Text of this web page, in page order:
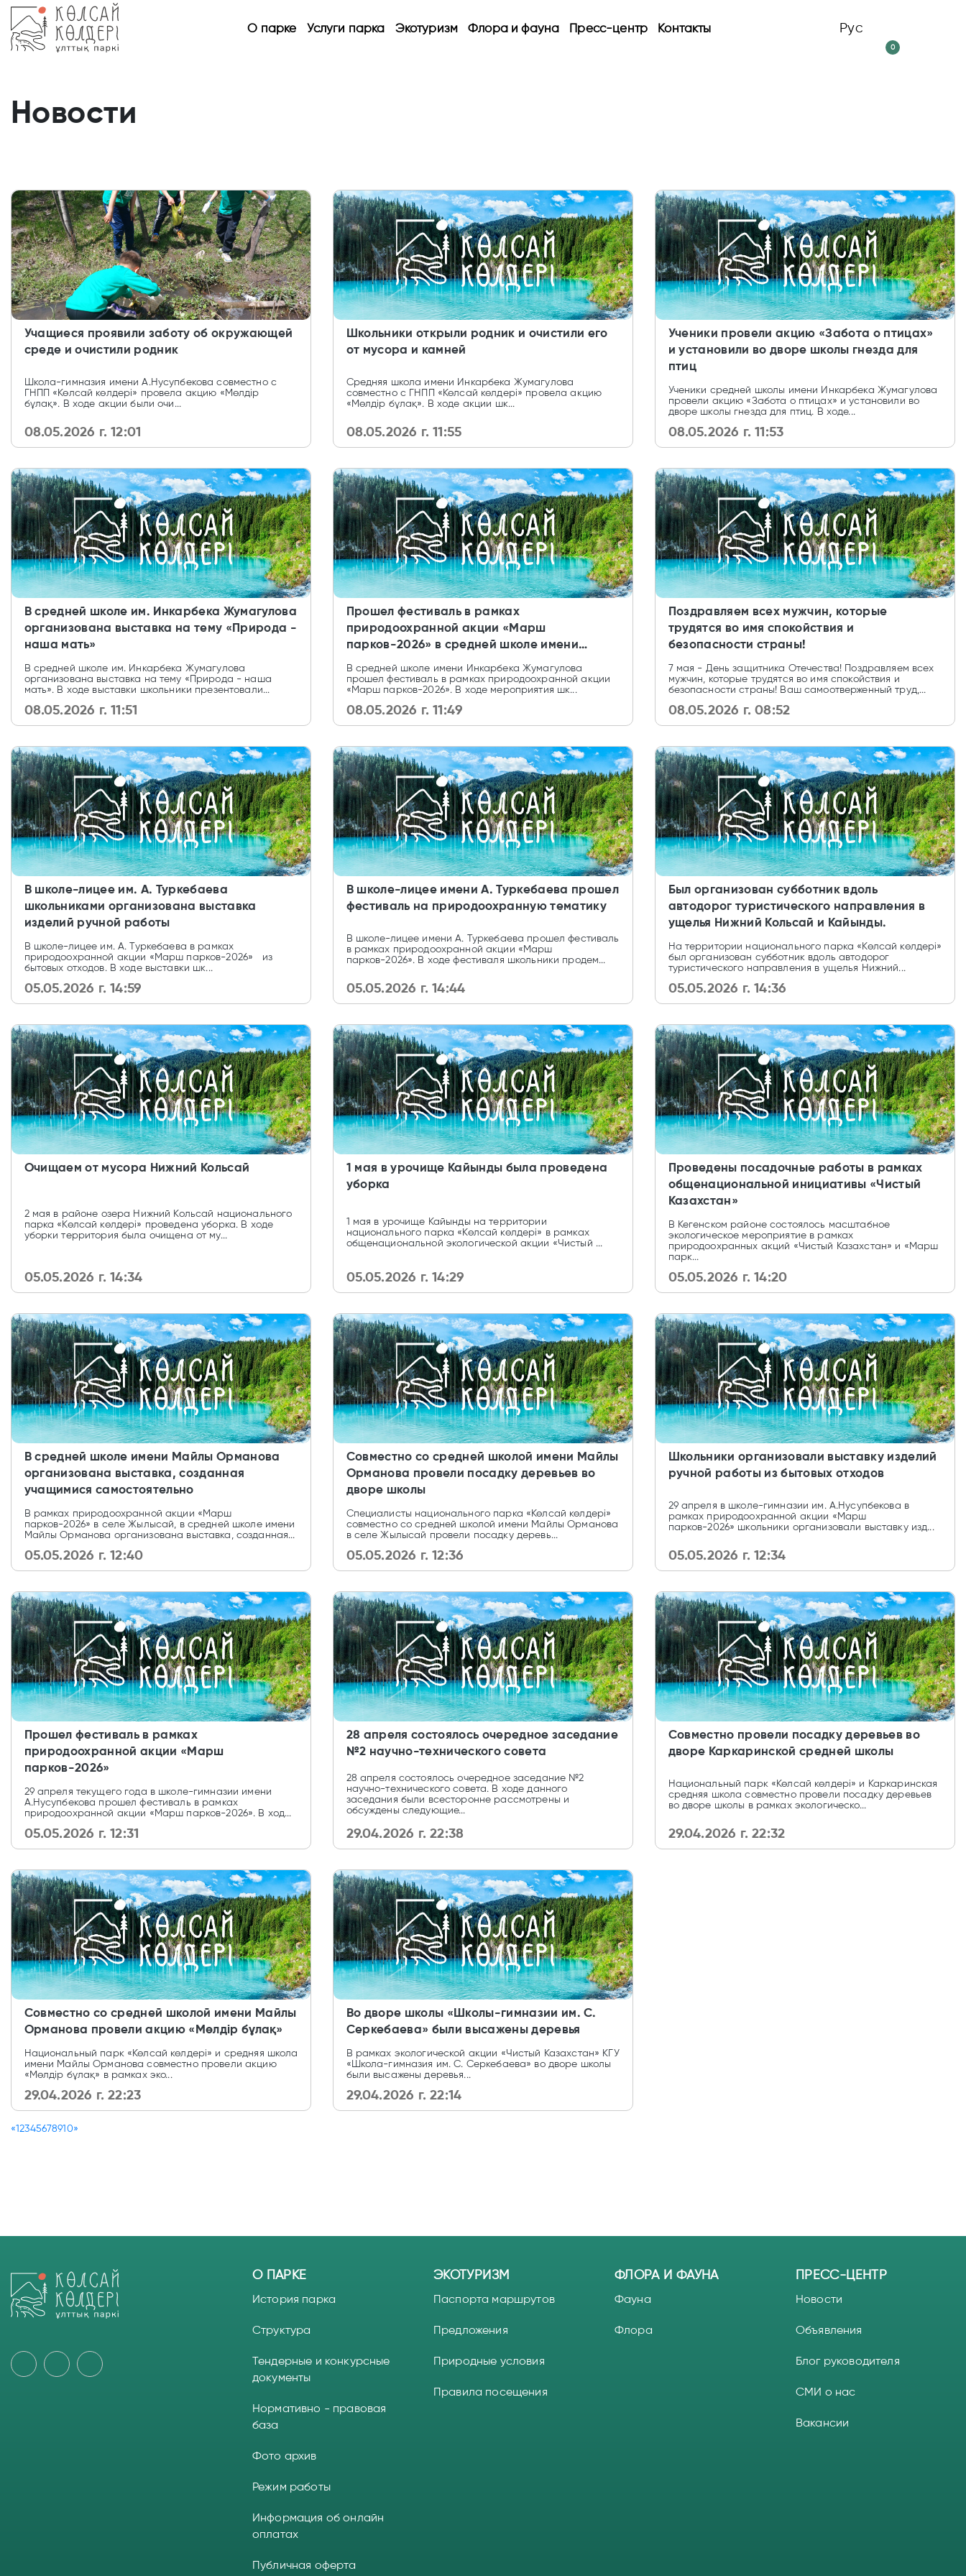
О парке Услуги парка Экотуризм Флора и фауна Пресс-центр Контакты Рус
0
Новости
Учащиеся проявили заботу об окружающей
среде и очистили родник
Школа-гимназия имени А.Нусупбекова совместно с
ГНПП «Көлсай көлдері» провела акцию «Мөлдір
бұлақ». В ходе акции были очи...
08.05.2026 г. 12:01
Школьники открыли родник и очистили его
от мусора и камней
Средняя школа имени Инкарбека Жумагулова
совместно с ГНПП «Көлсай көлдері» провела акцию
«Мөлдір бұлақ». В ходе акции шк...
08.05.2026 г. 11:55
Ученики провели акцию «Забота о птицах»
и установили во дворе школы гнезда для
птиц
Ученики средней школы имени Инкарбека Жумагулова
провели акцию «Забота о птицах» и установили во
дворе школы гнезда для птиц. В ходе...
08.05.2026 г. 11:53
В средней школе им. Инкарбека Жумагулова
организована выставка на тему «Природа -
наша мать»
В средней школе им. Инкарбека Жумагулова
организована выставка на тему «Природа - наша
мать». В ходе выставки школьники презентовали...
08.05.2026 г. 11:51
Прошел фестиваль в рамках
природоохранной акции «Марш
парков-2026» в средней школе имени
Инкарбека Жумагулова
В средней школе имени Инкарбека Жумагулова
прошел фестиваль в рамках природоохранной акции
«Марш парков-2026». В ходе мероприятия шк...
08.05.2026 г. 11:49
Поздравляем всех мужчин, которые
трудятся во имя спокойствия и
безопасности страны!
7 мая - День защитника Отечества! Поздравляем всех
мужчин, которые трудятся во имя спокойствия и
безопасности страны! Ваш самоотверженный труд,...
08.05.2026 г. 08:52
В школе-лицее им. А. Туркебаева
школьниками организована выставка
изделий ручной работы
В школе-лицее им. А. Туркебаева в рамках
природоохранной акции «Марш парков-2026» из
бытовых отходов. В ходе выставки шк...
05.05.2026 г. 14:59
В школе-лицее имени А. Туркебаева прошел
фестиваль на природоохранную тематику
В школе-лицее имени А. Туркебаева прошел фестиваль
в рамках природоохранной акции «Марш
парков-2026». В ходе фестиваля школьники продем...
05.05.2026 г. 14:44
Был организован субботник вдоль
автодорог туристического направления в
ущелья Нижний Кольсай и Кайынды.
На территории национального парка «Көлсай көлдері»
был организован субботник вдоль автодорог
туристического направления в ущелья Нижний...
05.05.2026 г. 14:36
Очищаем от мусора Нижний Кольсай
2 мая в районе озера Нижний Кольсай национального
парка «Көлсай көлдері» проведена уборка. В ходе
уборки территория была очищена от му...
05.05.2026 г. 14:34
1 мая в урочище Кайынды была проведена
уборка
1 мая в урочище Кайынды на территории
национального парка «Көлсай көлдері» в рамках
общенациональной экологической акции «Чистый ...
05.05.2026 г. 14:29
Проведены посадочные работы в рамках
общенациональной инициативы «Чистый
Казахстан»
В Кегенском районе состоялось масштабное
экологическое мероприятие в рамках
природоохранных акций «Чистый Казахстан» и «Марш
парк...
05.05.2026 г. 14:20
В средней школе имени Майлы Орманова
организована выставка, созданная
учащимися самостоятельно
В рамках природоохранной акции «Марш
парков-2026» в селе Жылысай, в средней школе имени
Майлы Орманова организована выставка, созданная...
05.05.2026 г. 12:40
Совместно со средней школой имени Майлы
Орманова провели посадку деревьев во
дворе школы
Специалисты национального парка «Көлсай көлдері»
совместно со средней школой имени Майлы Орманова
в селе Жылысай провели посадку деревь...
05.05.2026 г. 12:36
Школьники организовали выставку изделий
ручной работы из бытовых отходов
29 апреля в школе-гимназии им. А.Нусупбекова в
рамках природоохранной акции «Марш
парков-2026» школьники организовали выставку изд...
05.05.2026 г. 12:34
Прошел фестиваль в рамках
природоохранной акции «Марш
парков-2026»
29 апреля текущего года в школе-гимназии имени
А.Нусупбекова прошел фестиваль в рамках
природоохранной акции «Марш парков-2026». В ход...
05.05.2026 г. 12:31
28 апреля состоялось очередное заседание
№2 научно-технического совета
28 апреля состоялось очередное заседание №2
научно-технического совета. В ходе данного
заседания были всесторонне рассмотрены и
обсуждены следующие...
29.04.2026 г. 22:38
Совместно провели посадку деревьев во
дворе Каркаринской средней школы
Национальный парк «Көлсай көлдері» и Каркаринская
средняя школа совместно провели посадку деревьев
во дворе школы в рамках экологическо...
29.04.2026 г. 22:32
Совместно со средней школой имени Майлы
Орманова провели акцию «Мөлдір бұлақ»
Национальный парк «Көлсай көлдері» и средняя школа
имени Майлы Орманова совместно провели акцию
«Мөлдір бұлақ» в рамках эко...
29.04.2026 г. 22:23
Во дворе школы «Школы-гимназии им. С.
Серкебаева» были высажены деревья
В рамках экологической акции «Чистый Казахстан» КГУ
«Школа-гимназия им. С. Серкебаева» во дворе школы
были высажены деревья...
29.04.2026 г. 22:14
«12345678910»
О ПАРКЕ
История парка
Структура
Тендерные и конкурсные
документы
Нормативно - правовая
база
Фото архив
Режим работы
ЭКОТУРИЗМ
Паспорта маршрутов
Предложения
Природные условия
Правила посещения
ФЛОРА И ФАУНА
Фауна
Флора
ПРЕСС-ЦЕНТР
Новости
Объявления
Блог руководителя
СМИ о нас
Вакансии
Информация об онлайн
оплатах
Публичная оферта